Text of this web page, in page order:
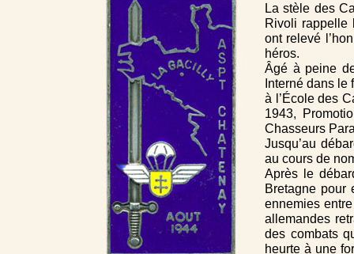
La stèle des
Rivoli rappelle
ont relevé
héros.
Âgé à peine
Interné dans le
à l’École des
1943,
Chasseurs
Jusqu’au
au cours de
Après le
Bretagne pour
ennemies
allemandes
des combats
heurte à une